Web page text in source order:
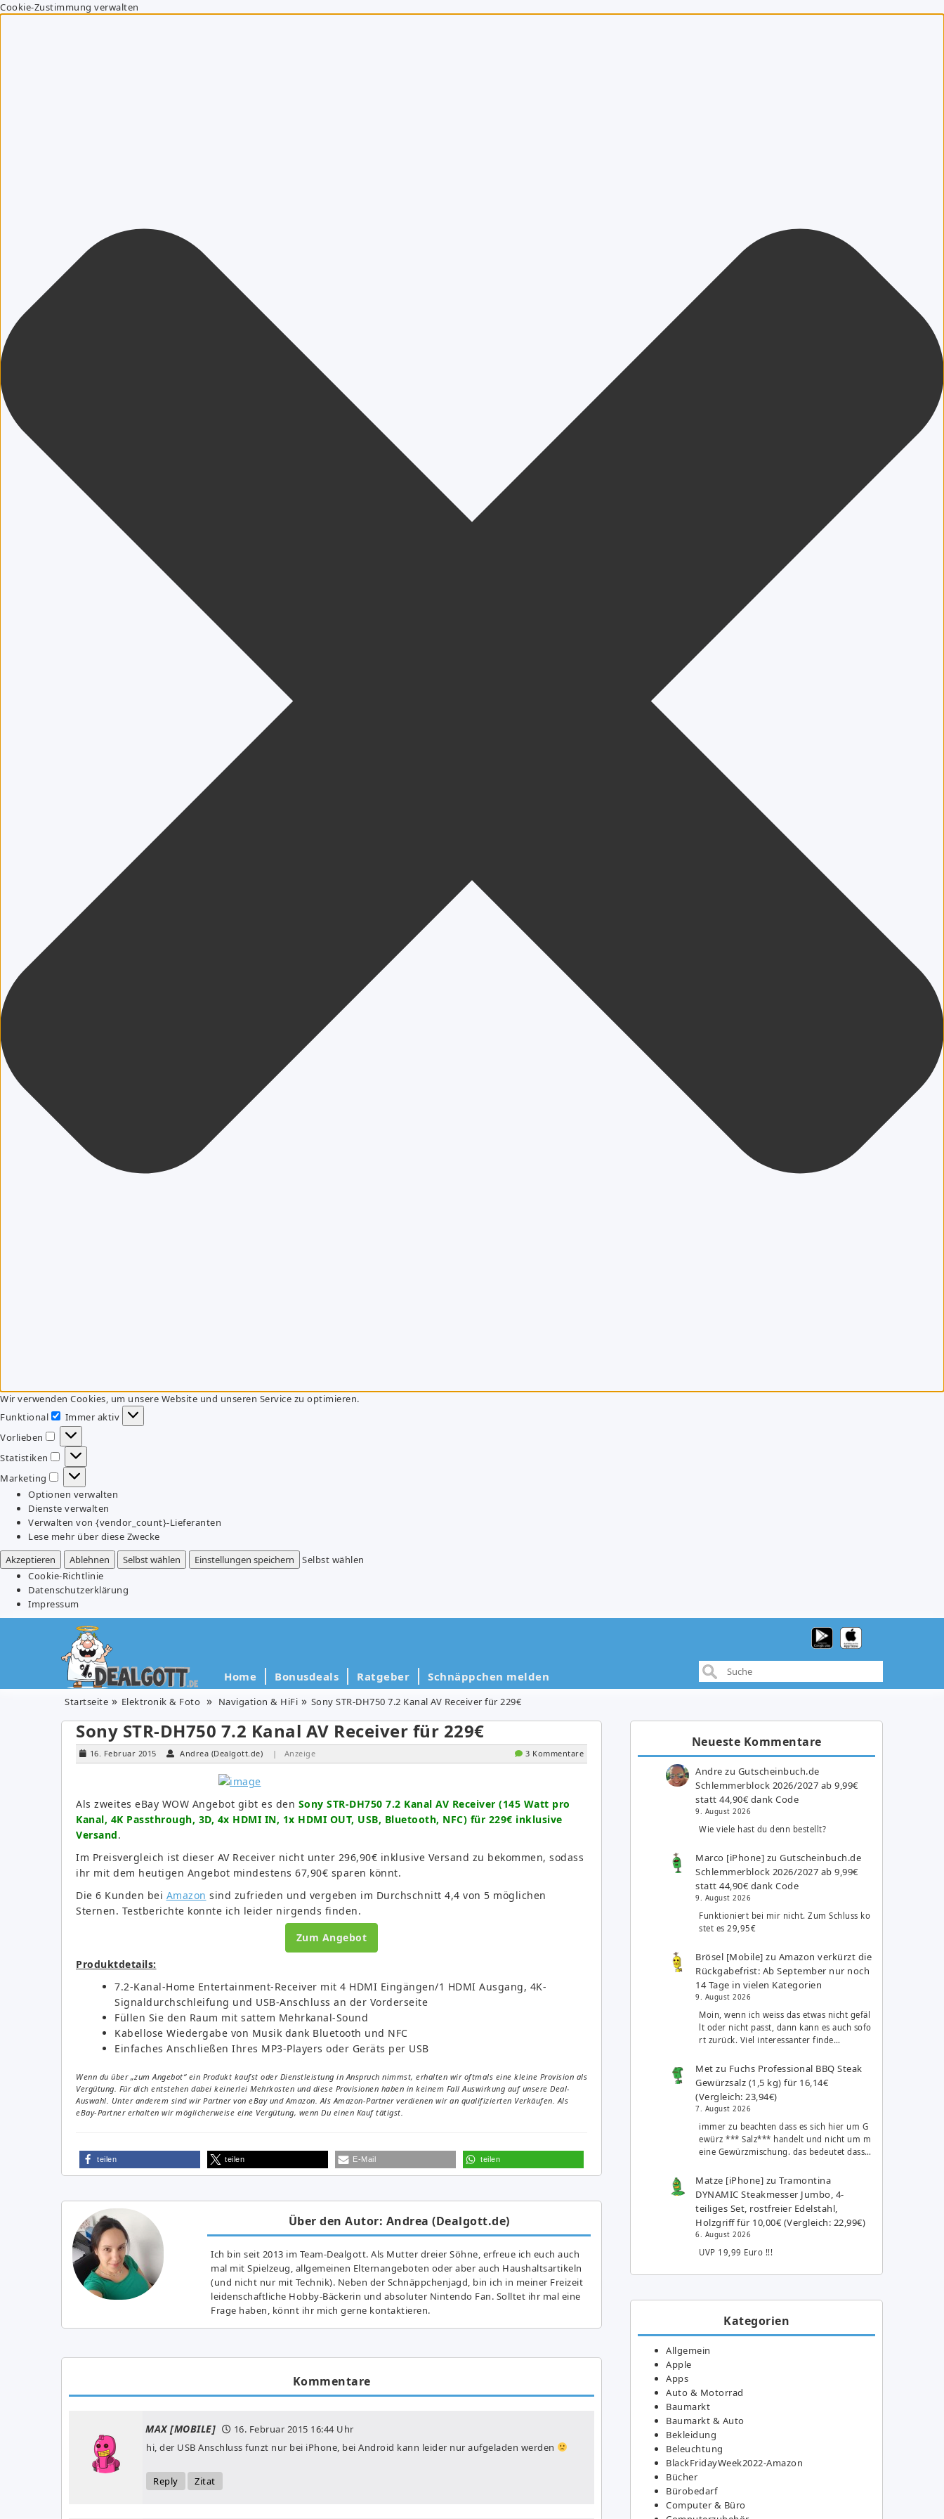
Cookie-Zustimmung verwalten
Wir verwenden Cookies, um unsere Website und unseren Service zu optimieren.
Funktional
Funktional
Immer aktiv
Vorlieben
Vorlieben
Statistiken
Statistiken
Marketing
Marketing
Optionen verwalten
Dienste verwalten
Verwalten von {vendor_count}-Lieferanten
Lese mehr über diese Zwecke
Akzeptieren
Ablehnen Selbst wählen Einstellungen speichern
Selbst wählen
Cookie-Richtlinie
Datenschutzerklärung
Impressum
Home Bonusdeals Ratgeber Schnäppchen melden
Startseite Elektronik & Foto Navigation & HiFi Sony STR-DH750 7.2 Kanal AV Receiver für 229€
Sony STR-DH750 7.2 Kanal AV Receiver für 229€
16. Februar 2015 Andrea (Dealgott.de) | Anzeige 3 Kommentare
Als zweites eBay WOW Angebot gibt es den Sony STR-DH750 7.2 Kanal AV Receiver (145 Watt pro
Kanal, 4K Passthrough, 3D, 4x HDMI IN, 1x HDMI OUT, USB, Bluetooth, NFC) für 229€ inklusive
Versand.
Im Preisvergleich ist dieser AV Receiver nicht unter 296,90€ inklusive Versand zu bekommen, sodass
ihr mit dem heutigen Angebot mindestens 67,90€ sparen könnt.
Die 6 Kunden bei Amazon sind zufrieden und vergeben im Durchschnitt 4,4 von 5 möglichen
Sternen. Testberichte konnte ich leider nirgends finden.
Zum Angebot
Produktdetails:
7.2-Kanal-Home Entertainment-Receiver mit 4 HDMI Eingängen/1 HDMI Ausgang, 4K-
Signaldurchschleifung und USB-Anschluss an der Vorderseite
Füllen Sie den Raum mit sattem Mehrkanal-Sound
Kabellose Wiedergabe von Musik dank Bluetooth und NFC
Einfaches Anschließen Ihres MP3-Players oder Geräts per USB
Wenn du über „zum Angebot“ ein Produkt kaufst oder Dienstleistung in Anspruch nimmst, erhalten wir oftmals eine kleine Provision als
Vergütung. Für dich entstehen dabei keinerlei Mehrkosten und diese Provisionen haben in keinem Fall Auswirkung auf unsere Deal-
Auswahl. Unter anderem sind wir Partner von eBay und Amazon. Als Amazon-Partner verdienen wir an qualifizierten Verkäufen. Als
eBay-Partner erhalten wir möglicherweise eine Vergütung, wenn Du einen Kauf tätigst.
teilen teilen E-Mail teilen
Über den Autor: Andrea (Dealgott.de)
Ich bin seit 2013 im Team-Dealgott. Als Mutter dreier Söhne, erfreue ich euch auch
mal mit Spielzeug, allgemeinen Elternangeboten oder aber auch Haushaltsartikeln
(und nicht nur mit Technik). Neben der Schnäppchenjagd, bin ich in meiner Freizeit
leidenschaftliche Hobby-Bäckerin und absoluter Nintendo Fan. Solltet ihr mal eine
Frage haben, könnt ihr mich gerne kontaktieren.
Kommentare
MAX [MOBILE] 16. Februar 2015 16:44 Uhr
hi, der USB Anschluss funzt nur bei iPhone, bei Android kann leider nur aufgeladen werden
Reply Zitat
Neueste Kommentare
Andre zu Gutscheinbuch.de
Schlemmerblock 2026/2027 ab 9,99€
statt 44,90€ dank Code
9. August 2026
Wie viele hast du denn bestellt?
Marco [iPhone] zuGutscheinbuch.de
Schlemmerblock 2026/2027 ab 9,99€
statt 44,90€ dank Code
9. August 2026
Funktioniert bei mir nicht. Zum Schluss ko
stet es 29,95€
Brösel [Mobile] zu Amazon verkürzt die
Rückgabefrist: Ab September nur noch
14 Tage in vielen Kategorien
9. August 2026
Moin, wenn ich weiss das etwas nicht gefäl
lt oder nicht passt, dann kann es auch sofo
rt zurück. Viel interessanter finde…
Met zu Fuchs Professional BBQ Steak
Gewürzsalz (1,5 kg) für 16,14€
(Vergleich: 23,94€)
7. August 2026
immer zu beachten dass es sich hier um G
ewürz *** Salz*** handelt und nicht um m
eine Gewürzmischung. das bedeutet dass…
Matze [iPhone] zuTramontina
DYNAMIC Steakmesser Jumbo, 4-
teiliges Set, rostfreier Edelstahl,
Holzgriff für 10,00€ (Vergleich: 22,99€)
6. August 2026
UVP 19,99 Euro !!!
Kategorien
Allgemein
Apple
Apps
Auto & Motorrad
Baumarkt
Baumarkt & Auto
Bekleidung
Beleuchtung
BlackFridayWeek2022-Amazon
Bücher
Bürobedarf
Computer & Büro